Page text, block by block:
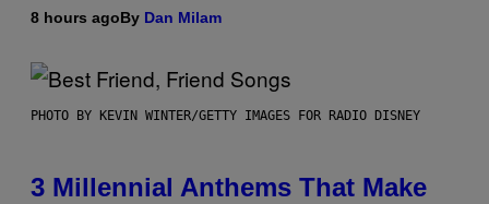
8 hours agoBy Dan Milam
PHOTO BY KEVIN WINTER/GETTY IMAGES FOR RADIO DISNEY
3 Millennial Anthems That Make